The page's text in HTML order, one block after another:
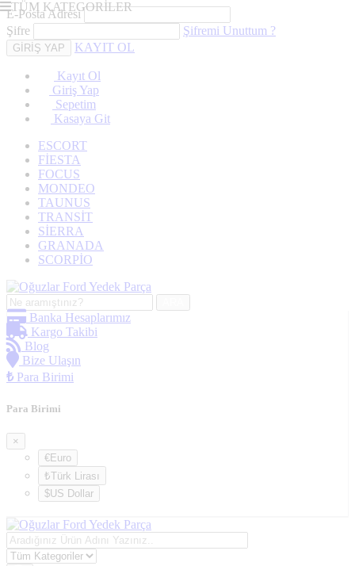
E-Posta Adresi
Şifre
Şifremi Unuttum ?
KAYIT OL
Kayıt Ol
Giriş Yap
Sepetim
Kasaya Git
ESCORT
FİESTA
FOCUS
MONDEO
TAUNUS
TRANSİT
SİERRA
GRANADA
SCORPİO
Banka Hesaplarımız
Kargo Takibi
Blog
Bize Ulaşın
₺ Para Birimi
Para Birimi
×
€Euro
₺Türk Lirası
$US Dollar
TÜM KATEGORİLER